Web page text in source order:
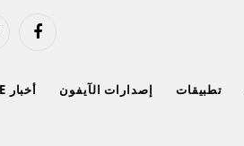
فيسبوك
تطبيقات إصدارات الآيفون أخبار APPLE